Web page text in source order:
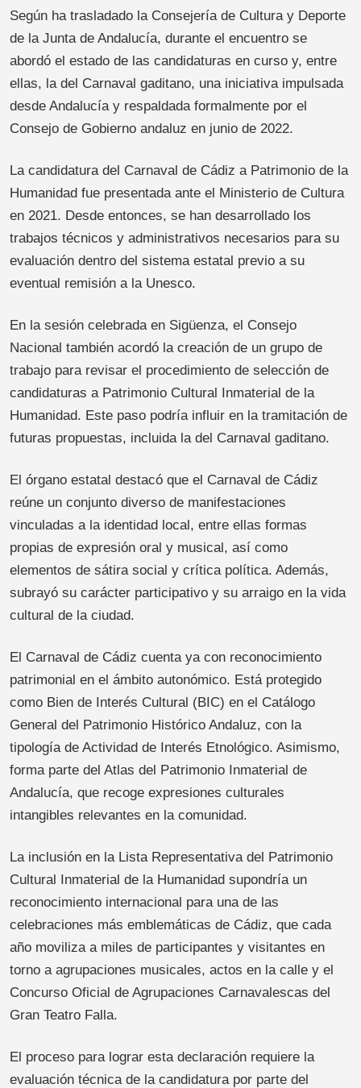
Según ha trasladado la Consejería de Cultura y Deporte
de la Junta de Andalucía, durante el encuentro se
abordó el estado de las candidaturas en curso y, entre
ellas, la del Carnaval gaditano, una iniciativa impulsada
desde Andalucía y respaldada formalmente por el
Consejo de Gobierno andaluz en junio de 2022.
La candidatura del Carnaval de Cádiz a Patrimonio de la
Humanidad fue presentada ante el Ministerio de Cultura
en 2021. Desde entonces, se han desarrollado los
trabajos técnicos y administrativos necesarios para su
evaluación dentro del sistema estatal previo a su
eventual remisión a la Unesco.
En la sesión celebrada en Sigüenza, el Consejo
Nacional también acordó la creación de un grupo de
trabajo para revisar el procedimiento de selección de
candidaturas a Patrimonio Cultural Inmaterial de la
Humanidad. Este paso podría influir en la tramitación de
futuras propuestas, incluida la del Carnaval gaditano.
El órgano estatal destacó que el Carnaval de Cádiz
reúne un conjunto diverso de manifestaciones
vinculadas a la identidad local, entre ellas formas
propias de expresión oral y musical, así como
elementos de sátira social y crítica política. Además,
subrayó su carácter participativo y su arraigo en la vida
cultural de la ciudad.
El Carnaval de Cádiz cuenta ya con reconocimiento
patrimonial en el ámbito autonómico. Está protegido
como Bien de Interés Cultural (BIC) en el Catálogo
General del Patrimonio Histórico Andaluz, con la
tipología de Actividad de Interés Etnológico. Asimismo,
forma parte del Atlas del Patrimonio Inmaterial de
Andalucía, que recoge expresiones culturales
intangibles relevantes en la comunidad.
La inclusión en la Lista Representativa del Patrimonio
Cultural Inmaterial de la Humanidad supondría un
reconocimiento internacional para una de las
celebraciones más emblemáticas de Cádiz, que cada
año moviliza a miles de participantes y visitantes en
torno a agrupaciones musicales, actos en la calle y el
Concurso Oficial de Agrupaciones Carnavalescas del
Gran Teatro Falla.
El proceso para lograr esta declaración requiere la
evaluación técnica de la candidatura por parte del